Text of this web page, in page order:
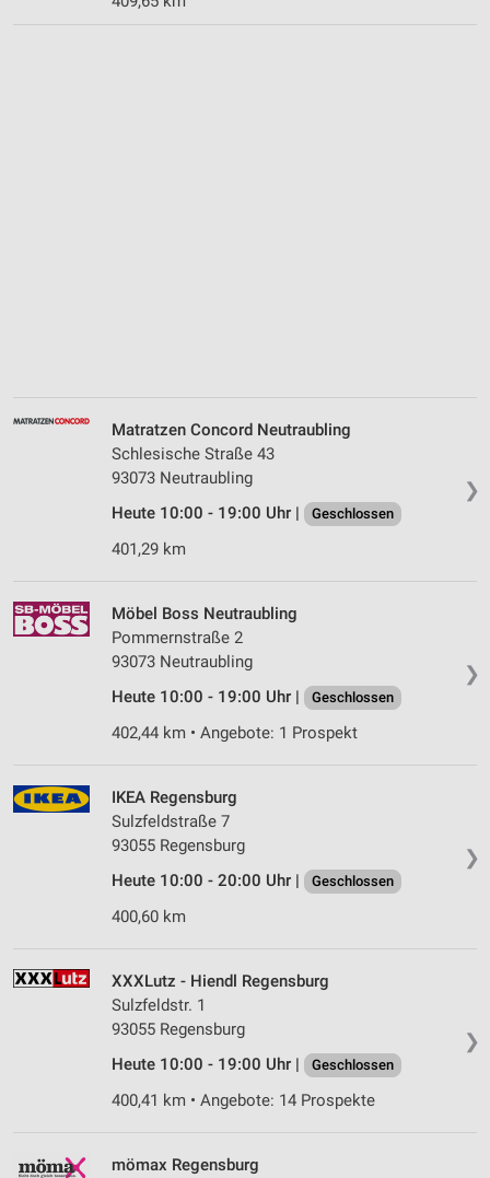
❯
Matratzen Concord Neutraubling
Schlesische Straße 43
93073 Neutraubling
Heute 10:00 - 19:00 Uhr |
Geschlossen
401,29 km
❯
Möbel Boss Neutraubling
Pommernstraße 2
93073 Neutraubling
Heute 10:00 - 19:00 Uhr |
Geschlossen
402,44 km • Angebote: 1 Prospekt
❯
IKEA Regensburg
Sulzfeldstraße 7
93055 Regensburg
Heute 10:00 - 20:00 Uhr |
Geschlossen
400,60 km
❯
XXXLutz - Hiendl Regensburg
Sulzfeldstr. 1
93055 Regensburg
Heute 10:00 - 19:00 Uhr |
Geschlossen
400,41 km • Angebote: 14 Prospekte
mömax Regensburg